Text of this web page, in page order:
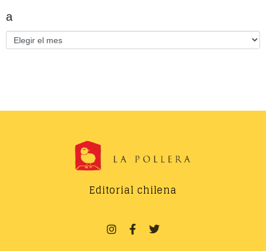
a
Editorial chilena